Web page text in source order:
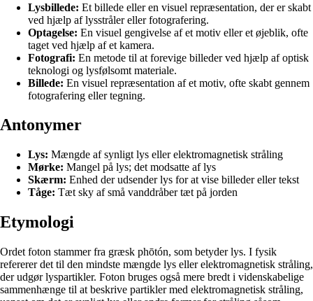
Lysbillede: Et billede eller en visuel repræsentation, der er skabt
ved hjælp af lysstråler eller fotografering.
Optagelse: En visuel gengivelse af et motiv eller et øjeblik, ofte
taget ved hjælp af et kamera.
Fotografi: En metode til at forevige billeder ved hjælp af optisk
teknologi og lysfølsomt materiale.
Billede: En visuel repræsentation af et motiv, ofte skabt gennem
fotografering eller tegning.
Antonymer
Lys: Mængde af synligt lys eller elektromagnetisk stråling
Mørke: Mangel på lys; det modsatte af lys
Skærm: Enhed der udsender lys for at vise billeder eller tekst
Tåge: Tæt sky af små vanddråber tæt på jorden
Etymologi
Ordet foton stammer fra græsk phōtón, som betyder lys. I fysik
refererer det til den mindste mængde lys eller elektromagnetisk stråling,
der udgør lyspartikler. Foton bruges også mere bredt i videnskabelige
sammenhænge til at beskrive partikler med elektromagnetisk stråling,